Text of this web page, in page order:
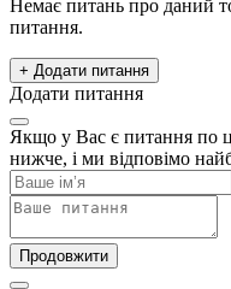
Немає питань про даний
питання.
+ Додати питання
Додати питання
Якщо у Вас є питання по
нижче, і ми відповімо
Продовжити